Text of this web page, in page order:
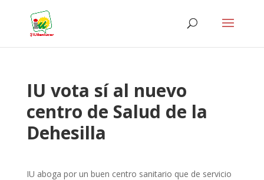
IU vota sí al nuevo
centro de Salud de la
Dehesilla
IU aboga por un buen centro sanitario que de servicio